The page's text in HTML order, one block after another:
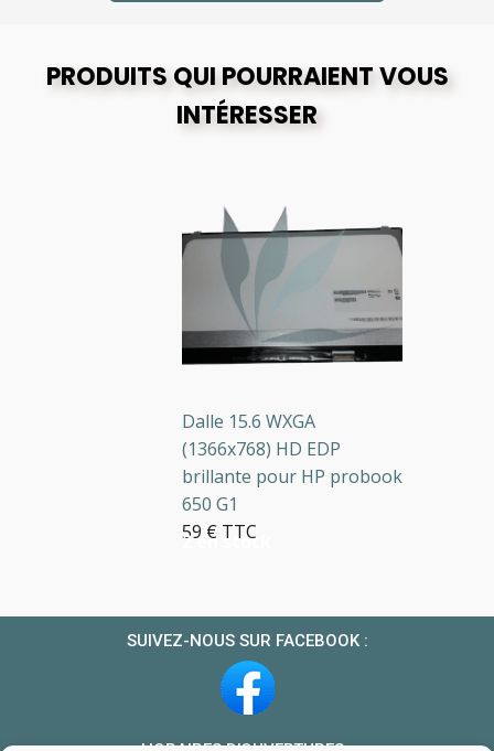
PRODUITS QUI POURRAIENT VOUS
INTÉRESSER
2 en stock
Dalle 15.6 WXGA
(1366x768) HD EDP
brillante pour HP probook
650 G1
59 € TTC
SUIVEZ-NOUS SUR FACEBOOK :